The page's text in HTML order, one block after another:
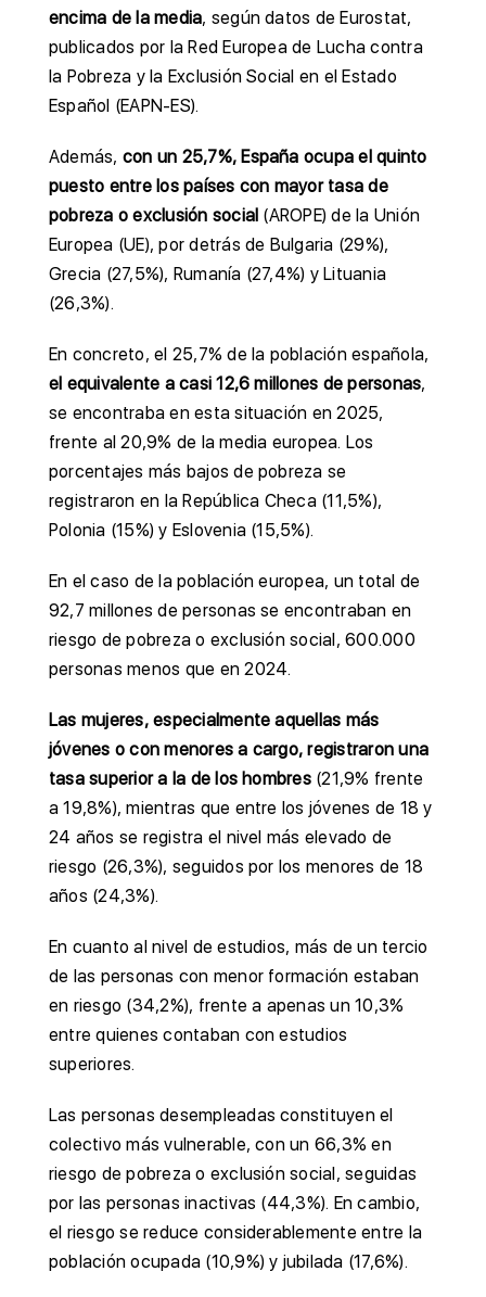
encima de la media, según datos de Eurostat,
publicados por la Red Europea de Lucha contra
la Pobreza y la Exclusión Social en el Estado
Español (EAPN-ES).
Además, con un 25,7%, España ocupa el quinto
puesto entre los países con mayor tasa de
pobreza o exclusión social (AROPE) de la Unión
Europea (UE), por detrás de Bulgaria (29%),
Grecia (27,5%), Rumanía (27,4%) y Lituania
(26,3%).
En concreto, el 25,7% de la población española,
el equivalente a casi 12,6 millones de personas,
se encontraba en esta situación en 2025,
frente al 20,9% de la media europea. Los
porcentajes más bajos de pobreza se
registraron en la República Checa (11,5%),
Polonia (15%) y Eslovenia (15,5%).
En el caso de la población europea, un total de
92,7 millones de personas se encontraban en
riesgo de pobreza o exclusión social, 600.000
personas menos que en 2024.
Las mujeres, especialmente aquellas más
jóvenes o con menores a cargo, registraron una
tasa superior a la de los hombres(21,9% frente
a 19,8%), mientras que entre los jóvenes de 18 y
24 años se registra el nivel más elevado de
riesgo (26,3%), seguidos por los menores de 18
años (24,3%).
En cuanto al nivel de estudios, más de un tercio
de las personas con menor formación estaban
en riesgo (34,2%), frente a apenas un 10,3%
entre quienes contaban con estudios
superiores.
Las personas desempleadas constituyen el
colectivo más vulnerable, con un 66,3% en
riesgo de pobreza o exclusión social, seguidas
por las personas inactivas (44,3%). En cambio,
el riesgo se reduce considerablemente entre la
población ocupada (10,9%) y jubilada (17,6%).